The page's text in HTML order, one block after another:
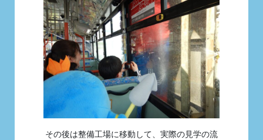
その後は整備工場に移動して、実際の見学の流